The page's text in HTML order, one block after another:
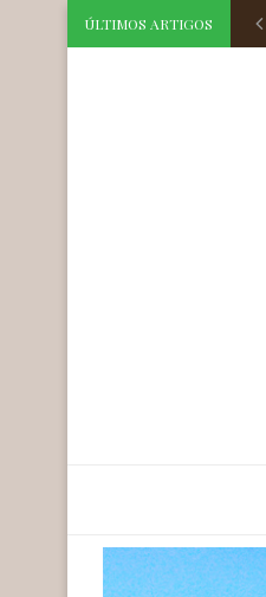
ÚLTIMOS ARTIGOS